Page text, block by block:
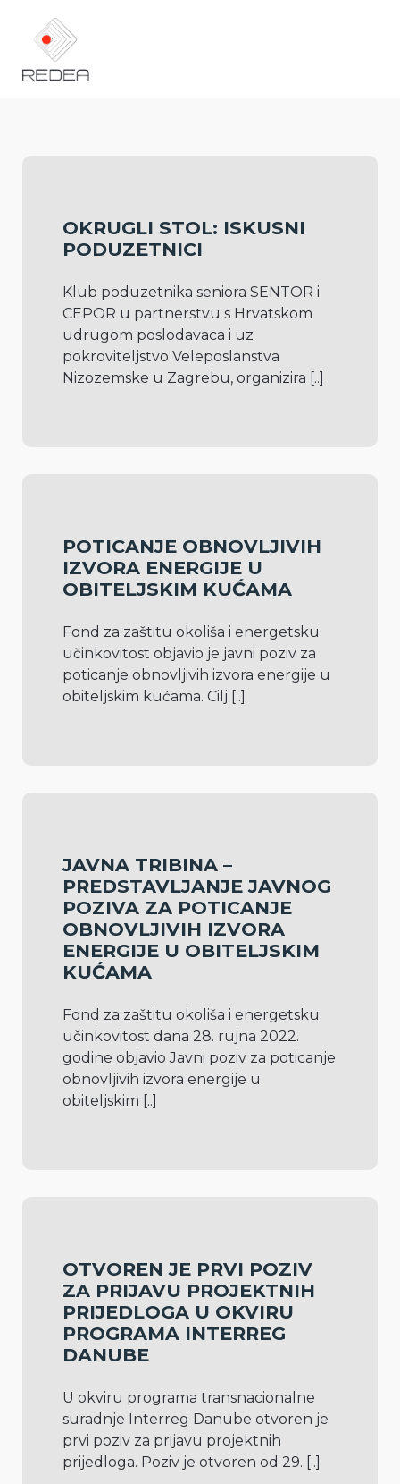
OKRUGLI STOL: ISKUSNI
PODUZETNICI
Klub poduzetnika seniora SENTOR i
CEPOR u partnerstvu s Hrvatskom
udrugom poslodavaca i uz
pokroviteljstvo Veleposlanstva
Nizozemske u Zagrebu, organizira [..]
POTICANJE OBNOVLJIVIH
IZVORA ENERGIJE U
OBITELJSKIM KUĆAMA
Fond za zaštitu okoliša i energetsku
učinkovitost objavio je javni poziv za
poticanje obnovljivih izvora energije u
obiteljskim kućama. Cilj [..]
JAVNA TRIBINA –
PREDSTAVLJANJE JAVNOG
POZIVA ZA POTICANJE
OBNOVLJIVIH IZVORA
ENERGIJE U OBITELJSKIM
KUĆAMA
Fond za zaštitu okoliša i energetsku
učinkovitost dana 28. rujna 2022.
godine objavio Javni poziv za poticanje
obnovljivih izvora energije u
obiteljskim [..]
OTVOREN JE PRVI POZIV
ZA PRIJAVU PROJEKTNIH
PRIJEDLOGA U OKVIRU
PROGRAMA INTERREG
DANUBE
U okviru programa transnacionalne
suradnje Interreg Danube otvoren je
prvi poziv za prijavu projektnih
prijedloga. Poziv je otvoren od 29. [..]